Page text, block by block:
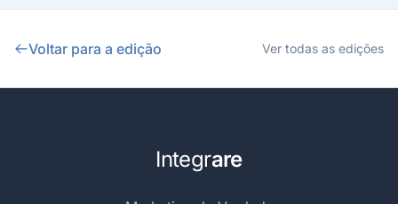
Voltar para a edição Ver todas as edições
Integrare